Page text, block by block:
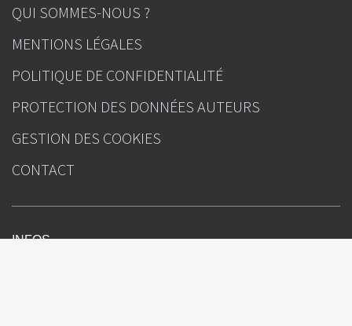
INFOS
QUI SOMMES-NOUS ?
MENTIONS LÉGALES
POLITIQUE DE CONFIDENTIALITÉ
PROTECTION DES DONNÉES AUTEURS
GESTION DES COOKIES
CONTACT